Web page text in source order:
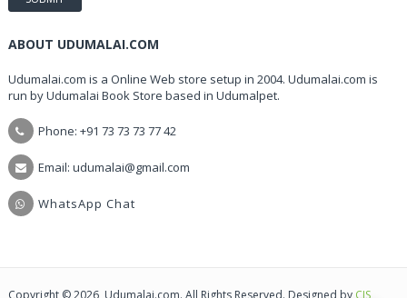
ABOUT UDUMALAI.COM
Udumalai.com is a Online Web store setup in 2004. Udumalai.com is
run by Udumalai Book Store based in Udumalpet.
Phone: +91 73 73 73 77 42
Email: udumalai@gmail.com
WhatsApp Chat